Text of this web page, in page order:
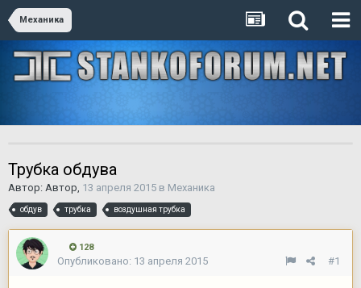
Механика
Трубка обдува
Автор: Автор, 13 апреля 2015 в Механика
обдув трубка воздушная трубка
128
#1
Опубликовано: 13 апреля 2015